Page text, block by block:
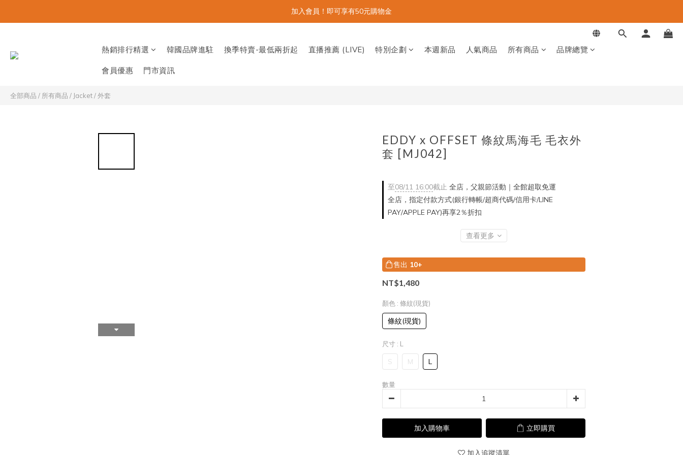
加入會員！即可享有50元購物金
熱銷排行精選 韓國品牌進駐 換季特賣-最低兩折起 直播推薦 (LIVE) 特別企劃 本週新品 人氣商品 所有商品 品牌總覽
會員優惠 門市資訊
全部商品 / 所有商品 / Jacket / 外套
EDDY x OFFSET 條紋馬海毛 毛衣外
套 [MJ042]
至08/11 16:00截止 全店，父親節活動｜全館超取免運
全店，指定付款方式(銀行轉帳/超商代碼/信用卡/LINE
PAY/APPLE PAY)再享2％折扣
查看更多
售出 10+
NT$1,480
顏色 : 條紋(現貨)
條紋(現貨)
尺寸 : L
S M L
數量
加入購物車 立即購買
加入追蹤清單
立即購買